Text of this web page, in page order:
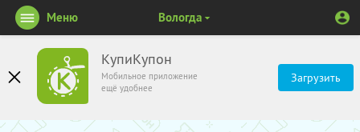
КупиКупон
Мобильное приложение
ещё удобнее
Загрузить
Меню Вологда